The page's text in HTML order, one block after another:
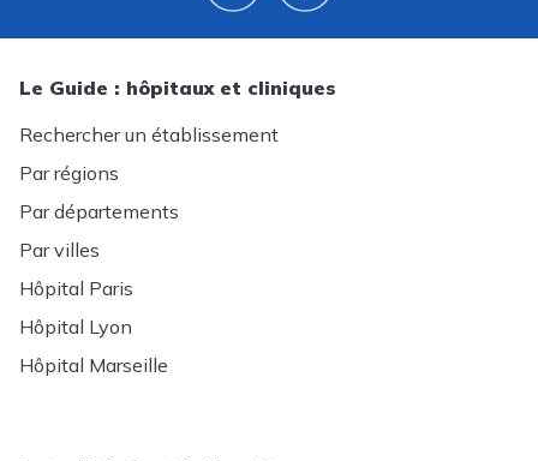
Le Guide : hôpitaux et cliniques
Rechercher un établissement
Par régions
Par départements
Par villes
Hôpital Paris
Hôpital Lyon
Hôpital Marseille